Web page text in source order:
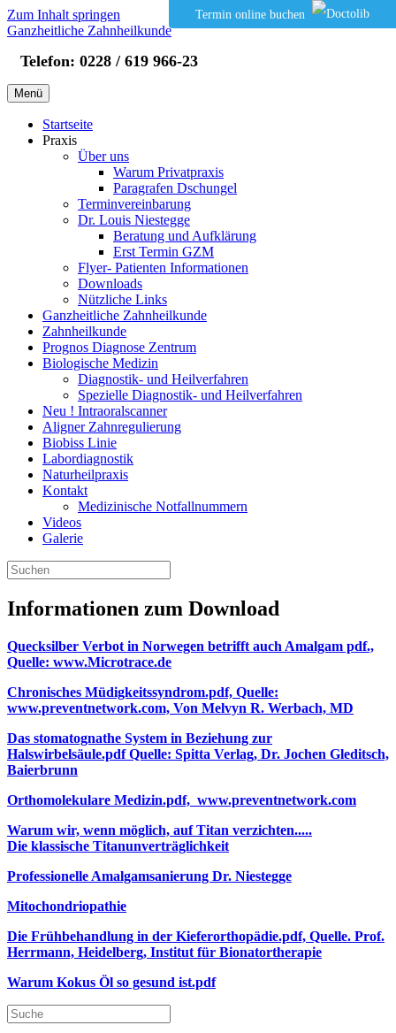
Zum Inhalt springen
Ganzheitliche Zahnheilkunde
Telefon: 0228 / 619 966-23
Menü
Startseite
Praxis
Über uns
Warum Privatpraxis
Paragrafen Dschungel
Terminvereinbarung
Dr. Louis Niestegge
Beratung und Aufklärung
Erst Termin GZM
Flyer- Patienten Informationen
Downloads
Nützliche Links
Ganzheitliche Zahnheilkunde
Zahnheilkunde
Prognos Diagnose Zentrum
Biologische Medizin
Diagnostik- und Heilverfahren
Spezielle Diagnostik- und Heilverfahren
Neu ! Intraoralscanner
Aligner Zahnregulierung
Biobiss Linie
Labordiagnostik
Naturheilpraxis
Kontakt
Medizinische Notfallnummern
Videos
Galerie
Informationen zum Download
Quecksilber Verbot in Norwegen betrifft auch Amalgam pdf.,
Quelle: www.Microtrace.de
Chronisches Müdigkeitssyndrom.pdf, Quelle:
www.preventnetwork.com, Von Melvyn R. Werbach, MD
Das stomatognathe System in Beziehung zur
Halswirbelsäule.pdf Quelle: Spitta Verlag, Dr. Jochen Gleditsch,
Baierbrunn
Orthomolekulare Medizin.pdf, www.preventnetwork.com
Warum wir, wenn möglich, auf Titan verzichten.....
Die klassische Titanunverträglichkeit
Professionelle Amalgamsanierung Dr. Niestegge
Mitochondriopathie
Die Frühbehandlung in der Kieferorthopädie.pdf, Quelle. Prof.
Herrmann, Heidelberg, Institut für Bionatortherapie
Warum Kokus Öl so gesund ist.pdf
Termin online buchen